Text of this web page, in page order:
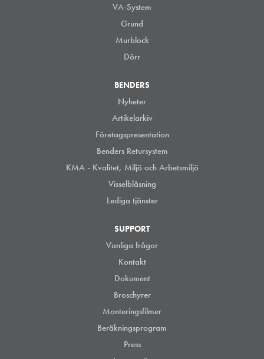
VA-System
Grund
Murblock
Dörr
BENDERS
Nyheter
Artikelarkiv
Företagspresentation
Benders Retursystem
KMA - Kvalitet, Miljö och Arbetsmiljö
Visselblåsning
Lediga tjänster
SUPPORT
Vanliga frågor
Kontakt
Dokument
Broschyrer
Monteringsfilmer
Beräkningsprogram
Press